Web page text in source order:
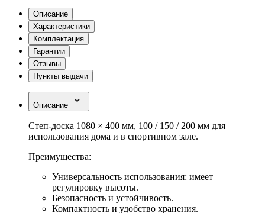
Описание
Характеристики
Комплектация
Гарантии
Отзывы
Пункты выдачи
Описание
Степ-доска 1080 × 400 мм, 100 / 150 / 200 мм для
использования дома и в спортивном зале.
Преимущества:
Универсальность использования: имеет
регулировку высоты.
Безопасность и устойчивость.
Компактность и удобство хранения.